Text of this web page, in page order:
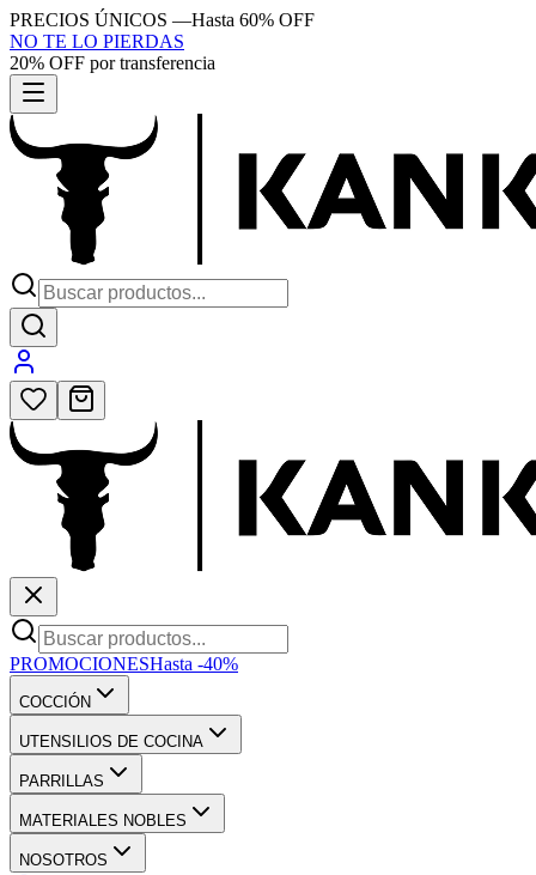
PRECIOS ÚNICOS —Hasta 60% OFF
NO TE LO PIERDAS
20% OFF por transferencia
PROMOCIONESHasta -40%
COCCIÓN
UTENSILIOS DE COCINA
PARRILLAS
MATERIALES NOBLES
NOSOTROS